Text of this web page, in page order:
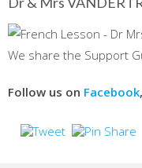
We share the Support
Follow us on Facebook,